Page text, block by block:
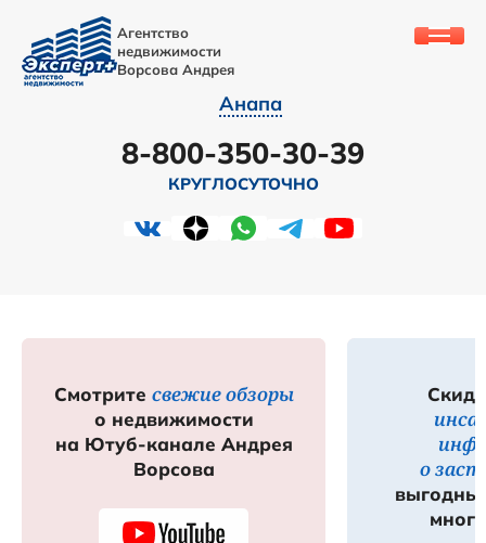
Агентство
недвижимости
Ворсова Андрея
Анапа
8-800-350-30-39
КРУГЛОСУТОЧНО
Смотрите свежие обзоры
о недвижимости
на Ютуб-канале Андрея
Ворсова
о